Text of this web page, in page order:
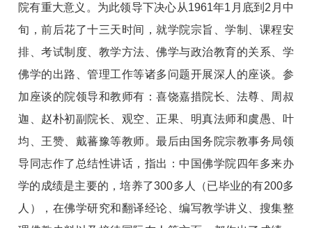
院有重大意义。为此领导下决心从1961年1月底到2月中
旬，前后花了十三天时间，就学院宗旨、学制、课程安
排、考试制度、教学方法、佛学与政治教育的关系、学
佛学的出路、管理工作等诸多问题开展深人的座谈。参
加座谈的院领导和教师有：喜饶嘉措院长、法尊、周叔
迦、赵朴初副院长、观空、正果、明真法师和虞愚、叶
均、王赞、戴蕃豫等教师。最后由国务院宗教事务局领
导同志作了总结性讲话，指出：中国佛学院四年多来办
学的成绩是主要的，培养了300多人（已毕业的有200多
人），在佛学研究和翻译经论、编写教学讲义、搜集整